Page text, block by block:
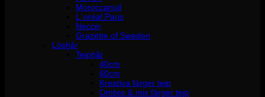
Moroccanoil
L´oréal Paris
Neccin
Grazette of Sweden
Löshår
Tejphår
40cm
60cm
Kreativa färger tejp
Ombre & mix färger tejp